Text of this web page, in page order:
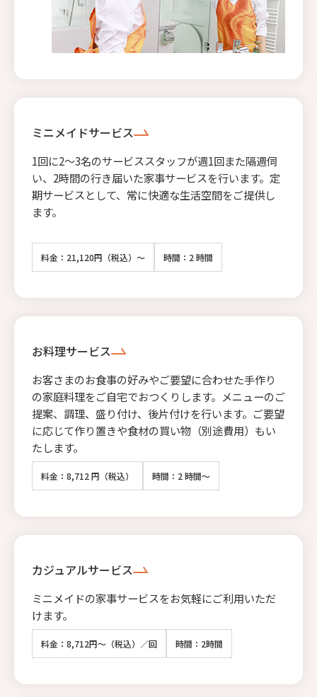
ミニメイドサービス
1回に2〜3名のサービススタッフが週1回また隔週伺
い、2時間の行き届いた家事サービスを行います。定
期サービスとして、常に快適な生活空間をご提供し
ます。
料金：21,120円（税込）～ 時間：2 時間
お料理サービス
お客さまのお食事の好みやご要望に合わせた手作り
の家庭料理をご自宅でおつくりします。メニューのご
提案、調理、盛り付け、後片付けを行います。ご要望
に応じて作り置きや食材の買い物（別途費用）もい
たします。
料金：8,712 円（税込） 時間：2 時間～
カジュアルサービス
ミニメイドの家事サービスをお気軽にご利用いただ
けます。
料金：8,712円～（税込）／回 時間：2時間